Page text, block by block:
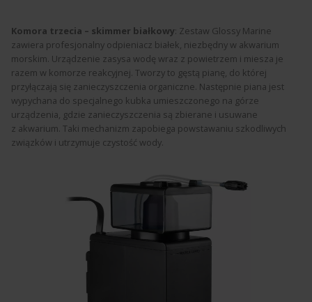
Komora trzecia – skimmer białkowy: Zestaw Glossy Marine
zawiera profesjonalny odpieniacz białek, niezbędny w akwarium
morskim. Urządzenie zasysa wodę wraz z powietrzem i miesza je
razem w komorze reakcyjnej. Tworzy to gęstą pianę, do której
przyłączają się zanieczyszczenia organiczne. Następnie piana jest
wypychana do specjalnego kubka umieszczonego na górze
urządzenia, gdzie zanieczyszczenia są zbierane i usuwane
z akwarium. Taki mechanizm zapobiega powstawaniu szkodliwych
związków i utrzymuje czystość wody.